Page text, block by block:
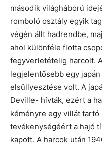
második világháború
romboló osztály egyik
végén állt hadrendbe,
ahol különféle flotta
fegyverletételig harcolt.
legjelentősebb egy
elsüllyesztése volt. A
Deville- hívták, ezért a
kéményre egy villát
tevékenységéért a hajó
kapott. A harcok után